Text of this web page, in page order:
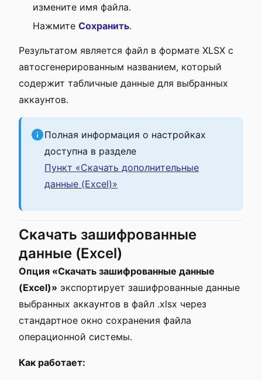
измените имя файла.
Нажмите Сохранить.
Результатом является файл в формате XLSX с
автосгенерированным названием, который
содержит табличные данные для выбранных
аккаунтов.
Полная информация о настройках
доступна в разделе
Пункт «Скачать дополнительные
данные (Excel)»
Скачать зашифрованные
данные (Excel)
Опция «Скачать зашифрованные данные
(Excel)» экспортирует зашифрованные данные
выбранных аккаунтов в файл .xlsx через
стандартное окно сохранения файла
операционной системы.
Как работает: